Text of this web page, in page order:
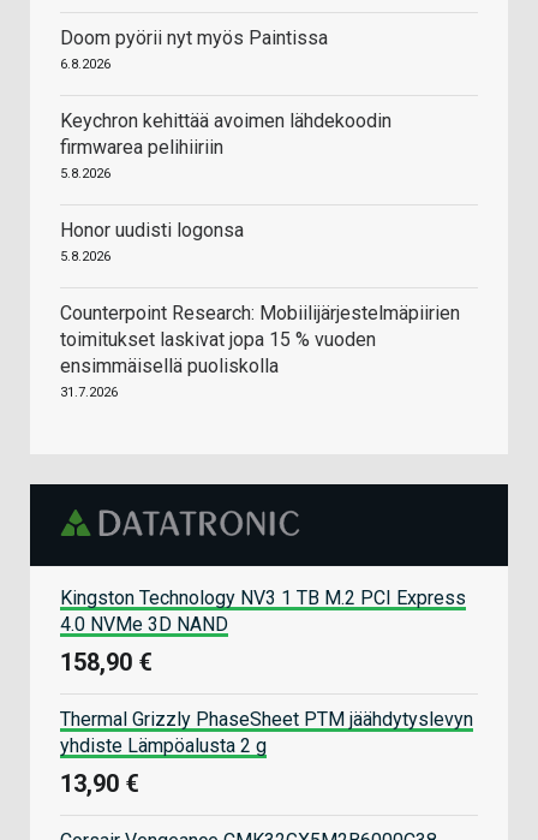
Doom pyörii nyt myös Paintissa
6.8.2026
Keychron kehittää avoimen lähdekoodin
firmwarea pelihiiriin
5.8.2026
Honor uudisti logonsa
5.8.2026
Counterpoint Research: Mobiilijärjestelmäpiirien
toimitukset laskivat jopa 15 % vuoden
ensimmäisellä puoliskolla
31.7.2026
Kingston Technology NV3 1 TB M.2 PCI Express
4.0 NVMe 3D NAND
158,90 €
Thermal Grizzly PhaseSheet PTM jäähdytyslevyn
yhdiste Lämpöalusta 2 g
13,90 €